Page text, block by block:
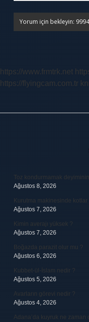
https://www.frmtrk.net
https://flyingcam.com.tr
Toz kondurmamak
Ağustos 8, 2026
Kurutma makinesinde kotlar
Ağustos 7, 2026
Kimin averajı yüksek ?
Ağustos 7, 2026
Boğazda parazit olur mu ?
Ağustos 6, 2026
Kubbet-ül-İslam nedir ?
Ağustos 5, 2026
Avarların görevi nedir ?
Ağustos 4, 2026
Adana’da kuyruk ne zaman